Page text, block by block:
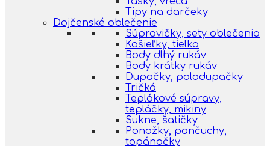
Tipy na darčeky
Dojčenské oblečenie
Súpravičky, sety oblečenia
Košieľky, tielka
Body dlhý rukáv
Body krátky rukáv
Dupačky, polodupačky
Tričká
Teplákové súpravy,
tepláčky, mikiny
Sukne, šatičky
Ponožky, pančuchy,
topánočky